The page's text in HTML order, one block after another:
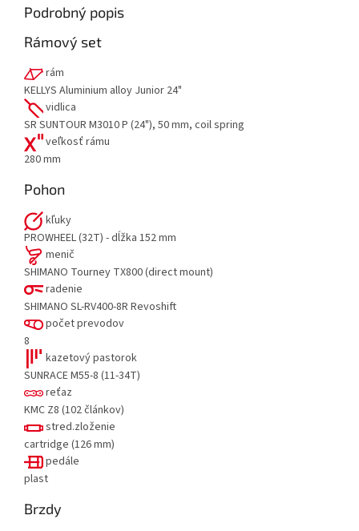
Podrobný popis
Rámový set
rám
KELLYS Aluminium alloy Junior 24"
vidlica
SR SUNTOUR M3010 P (24"), 50 mm, coil spring
veľkosť rámu
280 mm
Pohon
kľuky
PROWHEEL (32T) - dĺžka 152 mm
menič
SHIMANO Tourney TX800 (direct mount)
radenie
SHIMANO SL-RV400-8R Revoshift
počet prevodov
8
kazetový pastorok
SUNRACE M55-8 (11-34T)
reťaz
KMC Z8 (102 článkov)
stred.zloženie
cartridge (126 mm)
pedále
plast
Brzdy